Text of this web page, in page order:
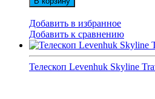
Добавить в избранное
Добавить к сравнению
Телескоп Levenhuk Skyline